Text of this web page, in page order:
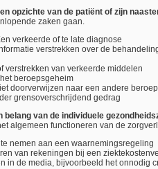
opzichte van de patiënt of zijn
zaken gaan.
verkeerde of te late diagnose
verstrekken over de
verstrekken van verkeerde middelen
beroepsgeheim
doorverwijzen naar een andere
grensoverschrijdend gedrag
belang van de individuele
algemeen functioneren van de
nemen aan een waarnemingsregeling
van rekeningen bij een
in de media, bijvoorbeeld het onnodig